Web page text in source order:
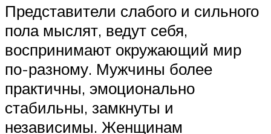
Представители слабого и сильного
пола мыслят, ведут себя,
воспринимают окружающий мир
по-разному. Мужчины более
практичны, эмоционально
стабильны, замкнуты и
независимы. Женщинам